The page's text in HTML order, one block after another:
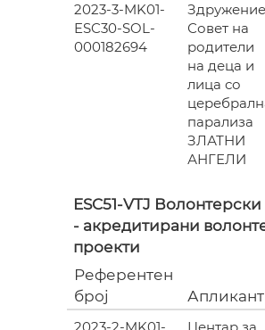
2023-3-MK01-
ESC30-SOL-
000182694
Здружение
Совет на
родители
на деца и
лица со
парализа
ЗЛАТНИ
АНГЕЛИ
ESC51-VTJ
- акредитирани
проекти
Референтен
број
Апликант